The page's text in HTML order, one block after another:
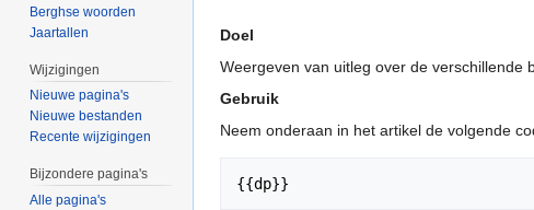
Doel
Weergeven van uitleg over de verschillende
Gebruik
Neem onderaan in het artikel de volgende
{{dp}}
Berghse woorden
Jaartallen
Wijzigingen
Nieuwe pagina's
Nieuwe bestanden
Recente wijzigingen
Bijzondere pagina's
Alle pagina's